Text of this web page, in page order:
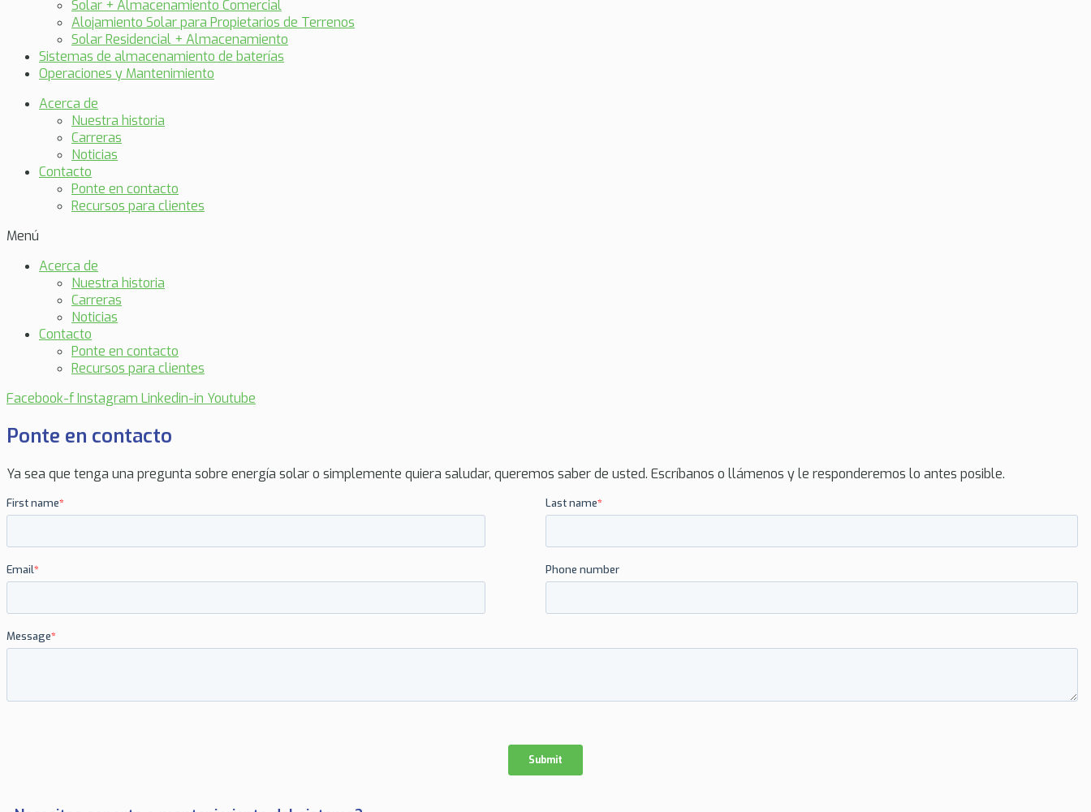
Solar + Almacenamiento Comercial
Alojamiento Solar para Propietarios de Terrenos
Solar Residencial + Almacenamiento
Sistemas de almacenamiento de baterías
Operaciones y Mantenimiento
Acerca de
Nuestra historia
Carreras
Noticias
Contacto
Ponte en contacto
Recursos para clientes
Menú
Acerca de
Nuestra historia
Carreras
Noticias
Contacto
Ponte en contacto
Recursos para clientes
Facebook-fInstagram Linkedin-in Youtube
Ponte en contacto
Ya sea que tenga una pregunta sobre energía solar o simplemente quiera saludar, queremos saber de usted. Escríbanos o llámenos y le responderemos lo antes posible.